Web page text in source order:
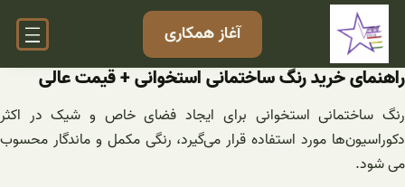
رفتن
محتوا
آغاز همکاری
راهنمای خرید رنگ ساختمانی استخوانی + قیمت عالی
رنگ ساختمانی استخوانی برای ایجاد فضای خاص و شیک در اکثر
دکوراسیون‌ها مورد استفاده قرار می‌گیرد، رنگی مکمل و ماندگار محسوب
می شود.